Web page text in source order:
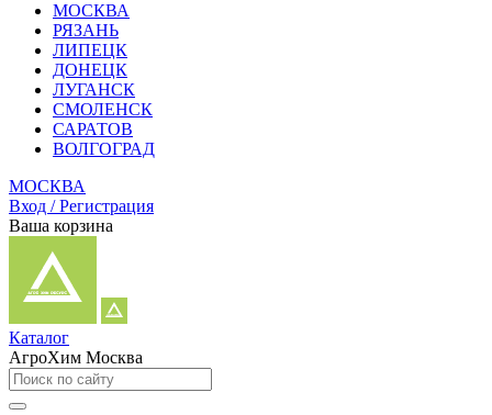
МОСКВА
РЯЗАНЬ
ЛИПЕЦК
ДОНЕЦК
ЛУГАНСК
СМОЛЕНСК
САРАТОВ
ВОЛГОГРАД
МОСКВА
Вход / Регистрация
Ваша корзина
Каталог
АгроХим Москва